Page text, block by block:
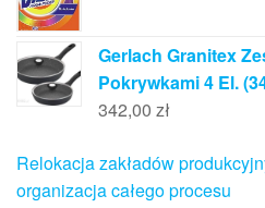
Gerlach Granitex
Pokrywkami 4 El.
342,00 zł
Relokacja zakładów
organizacja całego procesu